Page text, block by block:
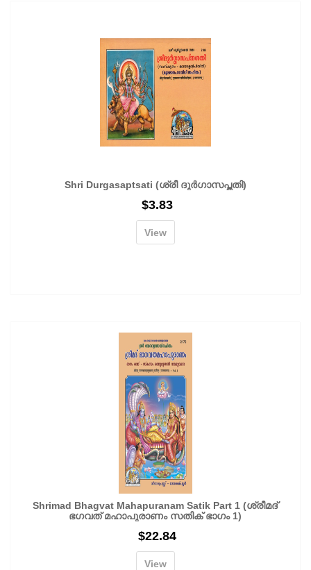
Shri Durgasaptsati (ശ്രീ ദുർഗാസപ്തതി)
$3.83
View
Shrimad Bhagvat Mahapuranam Satik Part 1 (ശ്രീമദ്
ഭഗവത് മഹാപുരാണം സതിക് ഭാഗം 1)
$22.84
View